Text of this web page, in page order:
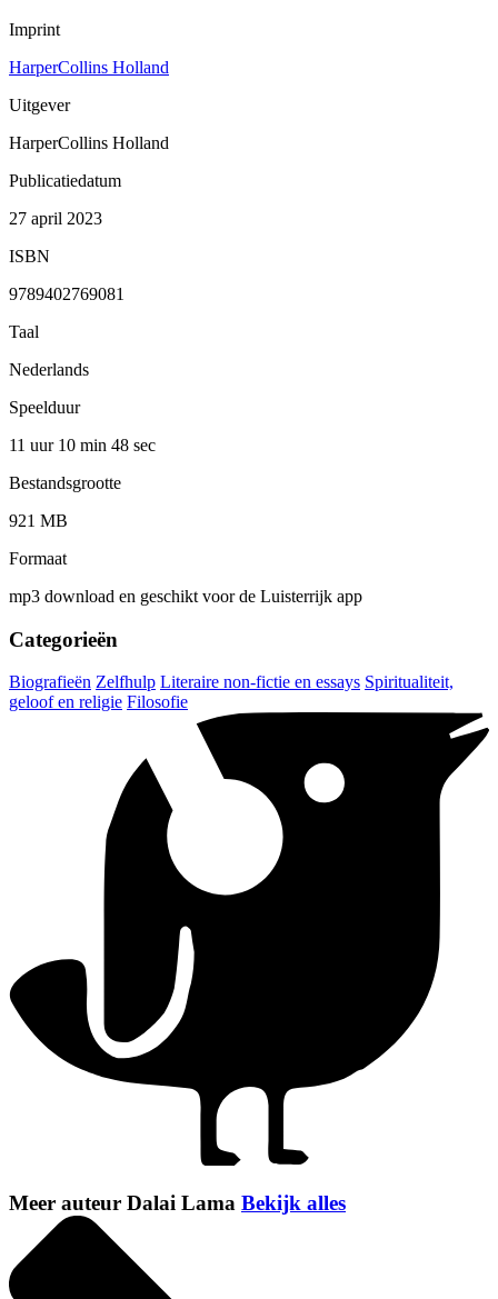
Imprint
HarperCollins Holland
Uitgever
HarperCollins Holland
Publicatiedatum
27 april 2023
ISBN
9789402769081
Taal
Nederlands
Speelduur
11 uur 10 min 48 sec
Bestandsgrootte
921 MB
Formaat
mp3 download en geschikt voor de Luisterrijk app
Categorieën
Biografieën Zelfhulp Literaire non-fictie en essays Spiritualiteit,
geloof en religie Filosofie
Meer auteur Dalai Lama Bekijk alles